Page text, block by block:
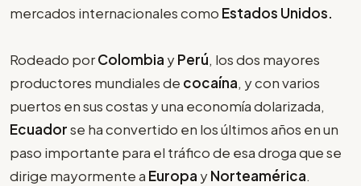
mercados internacionales como Estados Unidos.
Rodeado porColombia yPerú, los dos mayores
productores mundiales de cocaína, y con varios
puertos en sus costas y una economía dolarizada,
Ecuadorse ha convertido en los últimos años en un
paso importante para el tráfico de esa droga que se
dirige mayormente a Europa yNorteamérica.